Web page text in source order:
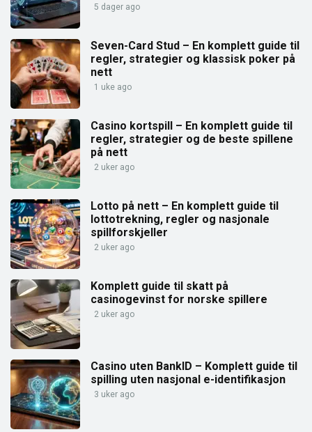
5 dager ago
Seven-Card Stud – En komplett guide til
regler, strategier og klassisk poker på
nett
1 uke ago
Casino kortspill – En komplett guide til
regler, strategier og de beste spillene
på nett
2 uker ago
Lotto på nett – En komplett guide til
lottotrekning, regler og nasjonale
spillforskjeller
2 uker ago
Komplett guide til skatt på
casinogevinst for norske spillere
2 uker ago
Casino uten BankID – Komplett guide til
spilling uten nasjonal e-identifikasjon
3 uker ago